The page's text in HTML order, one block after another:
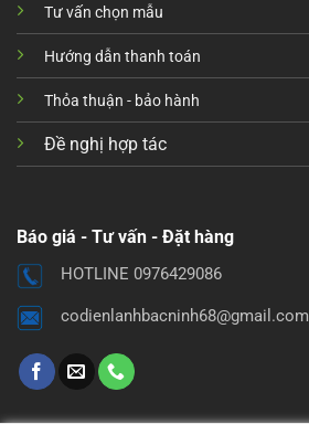
Tư vấn chọn mẫu
Hướng dẫn thanh toán
Thỏa thuận - bảo hành
Đề nghị hợp tác
Báo giá - Tư vấn - Đặt hàng
HOTLINE 0976429086
codienlanhbacninh68@gmail.com